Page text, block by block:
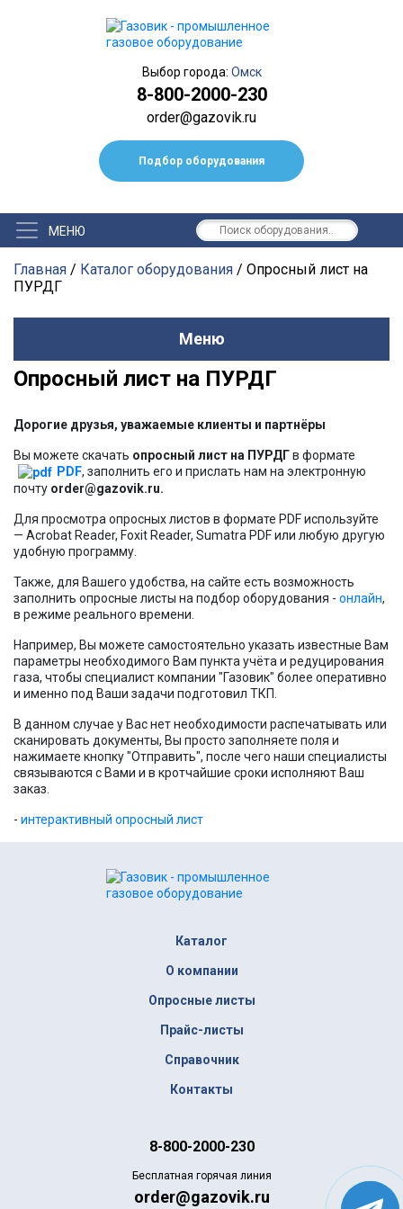
Выбор города: Омск
8-800-2000-230
order@gazovik.ru
Подбор оборудования
Главная / Каталог оборудования / Опросный лист на
ПУРДГ
Меню
Котельные
Регуляторы давления газа
Газоанализаторы
Устройства учета расхода газа
Газорегуляторные пункты и установки с узлами
учета расхода газа
Арматура трубопроводная промышленная
Соединительные детали и элементы трубопровода
Фильтры газовые
Предохранительные клапаны
Опросный лист на ПУРДГ
Дорогие друзья, уважаемые клиенты и партнёры
Вы можете скачать опросный лист на ПУРДГв формате
PDF, заполнить его и прислать нам на электронную
почту order@gazovik.ru.
Для просмотра опросных листов в формате PDF используйте
— Acrobat Reader, Foxit Reader, Sumatra PDF или любую другую
удобную программу.
Также, для Вашего удобства, на сайте есть возможность
заполнить опросные листы на подбор оборудования - онлайн,
в режиме реального времени.
Например, Вы можете самостоятельно указать известные Вам
параметры необходимого Вам пункта учёта и редуцирования
газа, чтобы специалист компании "Газовик" более оперативно
и именно под Ваши задачи подготовил ТКП.
В данном случае у Вас нет необходимости распечатывать или
сканировать документы, Вы просто заполняете поля и
нажимаете кнопку "Отправить", после чего наши специалисты
связываются с Вами и в кротчайшие сроки исполняют Ваш
заказ.
- интерактивный опросный лист
Каталог
О компании
Опросные листы
Прайс-листы
Справочник
Контакты
8-800-2000-230
Бесплатная горячая линия
order@gazovik.ru